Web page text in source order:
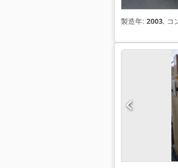
製造年: 2003, コ